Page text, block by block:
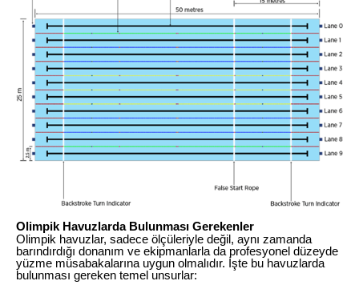
Olimpik Havuzlarda Bulunması Gerekenler
Olimpik havuzlar, sadece ölçüleriyle değil, aynı zamanda
barındırdığı donanım ve ekipmanlarla da profesyonel düzeyde
yüzme müsabakalarına uygun olmalıdır. İşte bu havuzlarda
bulunması gereken temel unsurlar: